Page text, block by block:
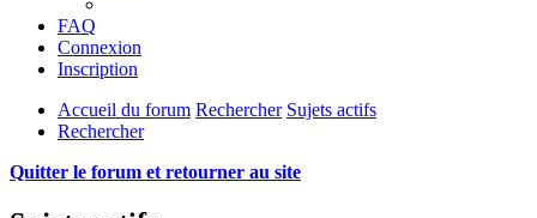
FAQ
Connexion
Inscription
Accueil du forum Rechercher Sujets actifs
Rechercher
Quitter le forum et retourner au site